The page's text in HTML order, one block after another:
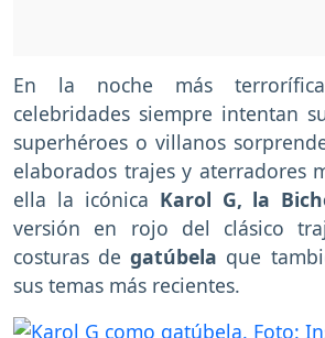
En la noche más
celebridades siempre intentan
superhéroes o villanos
elaborados trajes y aterradores
ella la icónica Karol G, la
versión en rojo del clásico
costuras de gatúbela que
sus temas más recientes.